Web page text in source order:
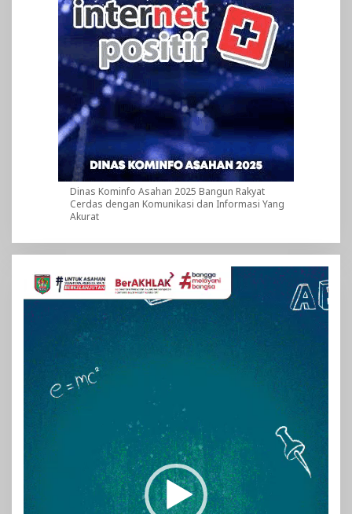
Dinas Kominfo Asahan 2025 Bangun Rakyat
Cerdas dengan Komunikasi dan Informasi Yang
Akurat
Pemutar
Video